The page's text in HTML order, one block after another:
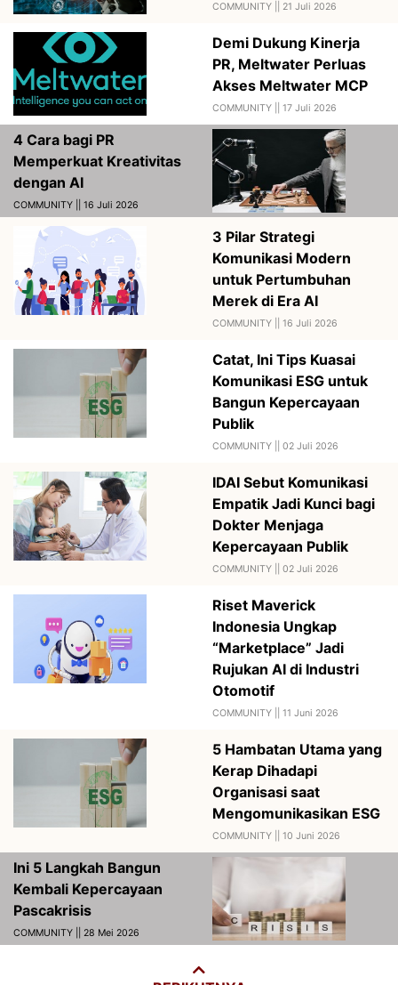
COMMUNITY || 21 Juli 2026
Demi Dukung Kinerja
PR, Meltwater Perluas
Akses Meltwater MCP
COMMUNITY || 17 Juli 2026
4 Cara bagi PR
Memperkuat Kreativitas
dengan AI
COMMUNITY || 16 Juli 2026
3 Pilar Strategi
Komunikasi Modern
untuk Pertumbuhan
Merek di Era AI
COMMUNITY || 16 Juli 2026
Catat, Ini Tips Kuasai
Komunikasi ESG untuk
Bangun Kepercayaan
Publik
COMMUNITY || 02 Juli 2026
IDAI Sebut Komunikasi
Empatik Jadi Kunci bagi
Dokter Menjaga
Kepercayaan Publik
COMMUNITY || 02 Juli 2026
Riset Maverick
Indonesia Ungkap
“Marketplace” Jadi
Rujukan AI di Industri
Otomotif
COMMUNITY || 11 Juni 2026
5 Hambatan Utama yang
Kerap Dihadapi
Organisasi saat
Mengomunikasikan ESG
COMMUNITY || 10 Juni 2026
Ini 5 Langkah Bangun
Kembali Kepercayaan
Pascakrisis
COMMUNITY || 28 Mei 2026